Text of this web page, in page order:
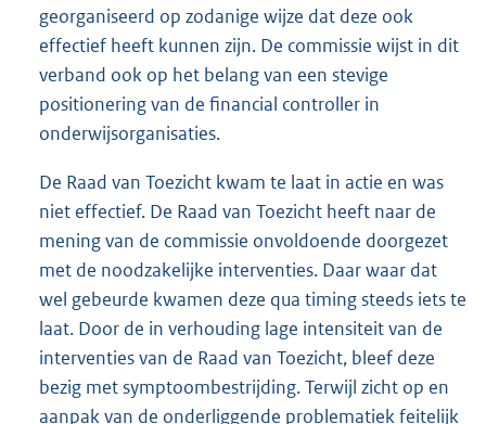
georganiseerd op zodanige wijze dat deze ook
effectief heeft kunnen zijn. De commissie wijst in dit
verband ook op het belang van een stevige
positionering van de financial controller in
onderwijsorganisaties.
De Raad van Toezicht kwam te laat in actie en was
niet effectief. De Raad van Toezicht heeft naar de
mening van de commissie onvoldoende doorgezet
met de noodzakelijke interventies. Daar waar dat
wel gebeurde kwamen deze qua timing steeds iets te
laat. Door de in verhouding lage intensiteit van de
interventies van de Raad van Toezicht, bleef deze
bezig met symptoombestrijding. Terwijl zicht op en
aanpak van de onderliggende problematiek feitelijk